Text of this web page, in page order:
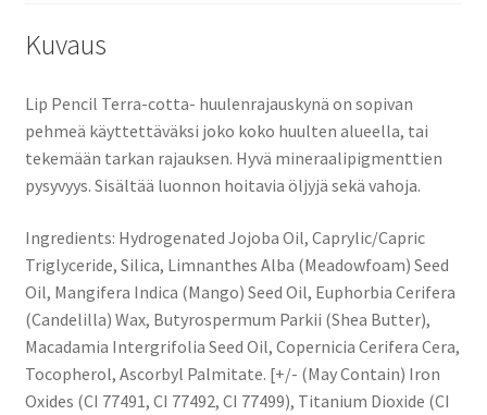
Kuvaus
Lip Pencil Terra-cotta- huulenrajauskynä on sopivan
pehmeä käyttettäväksi joko koko huulten alueella, tai
tekemään tarkan rajauksen. Hyvä mineraalipigmenttien
pysyvyys. Sisältää luonnon hoitavia öljyjä sekä vahoja.
Ingredients: Hydrogenated Jojoba Oil, Caprylic/Capric
Triglyceride, Silica, Limnanthes Alba (Meadowfoam) Seed
Oil, Mangifera Indica (Mango) Seed Oil, Euphorbia Cerifera
(Candelilla) Wax, Butyrospermum Parkii (Shea Butter),
Macadamia Intergrifolia Seed Oil, Copernicia Cerifera Cera,
Tocopherol, Ascorbyl Palmitate. [+/- (May Contain) Iron
Oxides (CI 77491, CI 77492, CI 77499), Titanium Dioxide (CI